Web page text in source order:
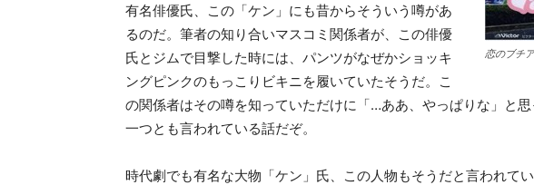
恋のブチ
有名俳優氏、この「ケン」にも昔からそういう噂があ
るのだ。筆者の知り合いマスコミ関係者が、この俳優
氏とジムで目撃した時には、パンツがなぜかショッキ
ングピンクのもっこりビキニを履いていたそうだ。こ
の関係者はその噂を知っていただけに「…ああ、やっぱりな」と
一つとも言われている話だぞ。
時代劇でも有名な大物「ケン」氏、この人物もそうだと言われて